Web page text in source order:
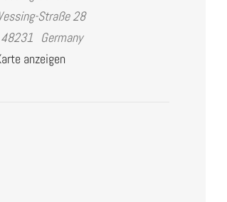
Straße 28
48231 Germany
anzeigen